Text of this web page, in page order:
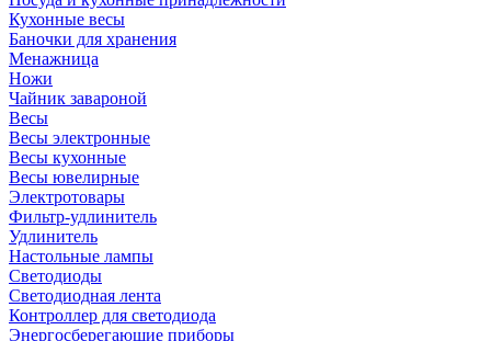
Кухонные весы
Баночки для хранения
Менажница
Ножи
Чайник завароной
Весы
Весы электронные
Весы кухонные
Весы ювелирные
Электротовары
Фильтр-удлинитель
Удлинитель
Настольные лампы
Светодиоды
Светодиодная лента
Контроллер для светодиода
Энергосберегающие приборы